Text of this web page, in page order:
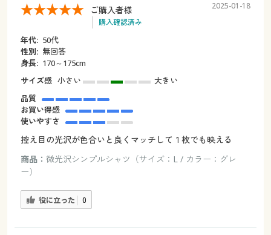
ご購入者様
購入確認済み
2025-01-18
年代: 50代
性別: 無回答
身長: 170～175cm
サイズ感 小さい
大きい
品質
お買い得感
使いやすさ
控え目の光沢が色合いと良くマッチして１枚でも映える
商品： 微光沢シンプルシャツ（サイズ：L / カラー：グレ
ー）
役に立った 0